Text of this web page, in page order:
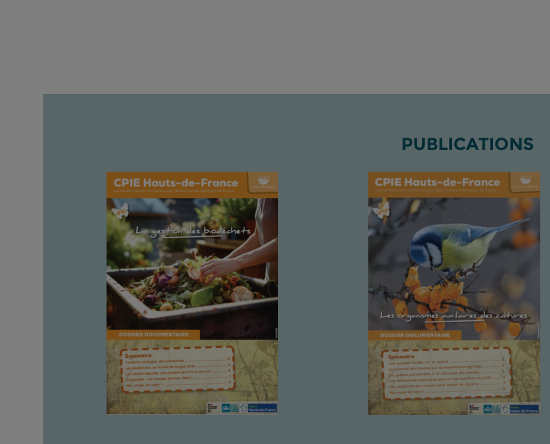
PUBLICATIONS